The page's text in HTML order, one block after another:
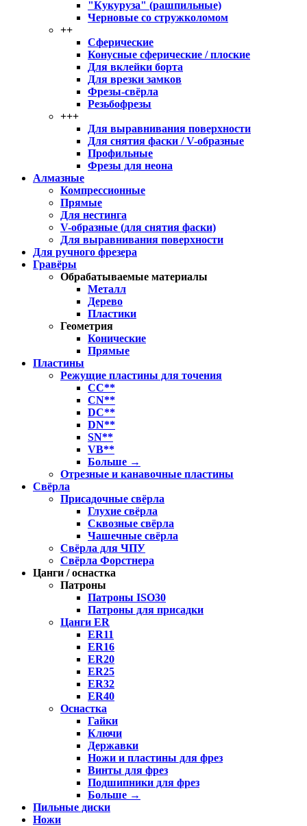
"Кукуруза" (рашпильные)
Черновые со стружколомом
++
Сферические
Конусные сферические / плоские
Для вклейки борта
Для врезки замков
Фрезы-свёрла
Резьбофрезы
+++
Для выравнивания поверхности
Для снятия фаски / V-образные
Профильные
Фрезы для неона
Алмазные
Компрессионные
Прямые
Для нестинга
V-образные (для снятия фаски)
Для выравнивания поверхности
Для ручного фрезера
Гравёры
Обрабатываемые материалы
Металл
Дерево
Пластики
Геометрия
Конические
Прямые
Пластины
Режущие пластины для точения
CC**
CN**
DC**
DN**
SN**
VB**
Больше →
Отрезные и канавочные пластины
Свёрла
Присадочные свёрла
Глухие свёрла
Сквозные свёрла
Чашечные свёрла
Свёрла для ЧПУ
Свёрла Форстнера
Цанги / оснастка
Патроны
Патроны ISO30
Патроны для присадки
Цанги ER
ER11
ER16
ER20
ER25
ER32
ER40
Оснастка
Гайки
Ключи
Державки
Ножи и пластины для фрез
Винты для фрез
Подшипники для фрез
Больше →
Пильные диски
Ножи